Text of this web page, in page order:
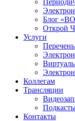
Блог
Открой
Услуги
Коллегам
Трансляции
Контакты